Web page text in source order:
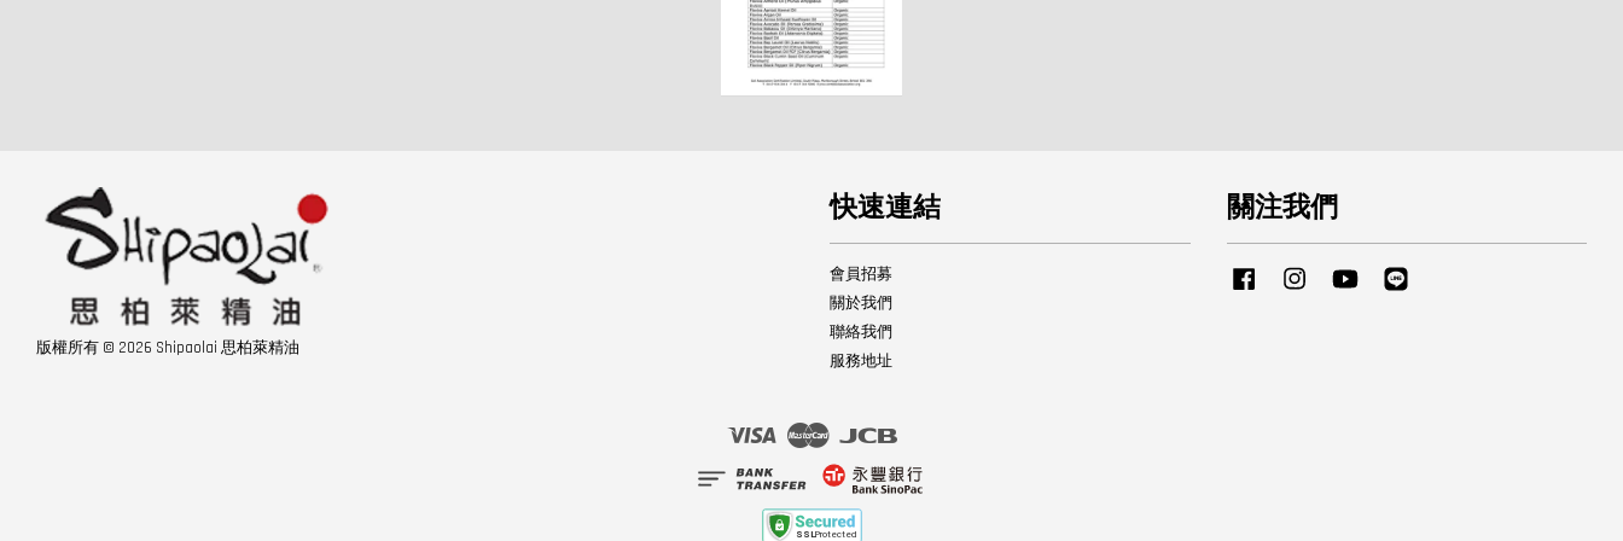
版權所有 © 2026 Shipaolai 思柏萊精油
快速連結
會員招募
關於我們
聯絡我們
服務地址
關注我們
Facebook InstagramYouTube
Visa Master